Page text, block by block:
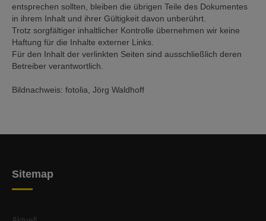
entsprechen sollten, bleiben die übrigen Teile des Dokumentes
in ihrem Inhalt und ihrer Gültigkeit davon unberührt.
Trotz sorgfältiger inhaltlicher Kontrolle übernehmen wir keine
Haftung für die Inhalte externer Links.
Für den Inhalt der verlinkten Seiten sind ausschließlich deren
Betreiber verantwortlich.
Bildnachweis: fotolia, Jörg Waldhoff
Sitemap